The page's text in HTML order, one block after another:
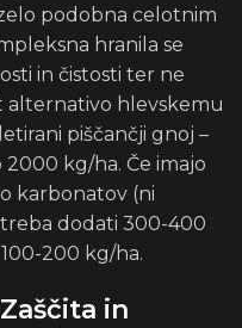
podobna celotnim
hranila se
in čistosti ter ne
alternativo hlevskemu
piščančji gnoj –
kg/ha. Če imajo
karbonatov (ni
dodati 300-400
200 kg/ha.
in